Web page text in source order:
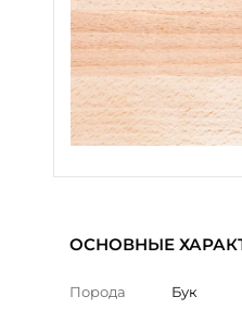
ОСНОВНЫЕ
Порода Бук